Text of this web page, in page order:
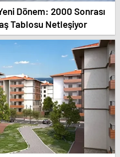
Dönem: 2000 Sonrası
Tablosu Netleşiyor